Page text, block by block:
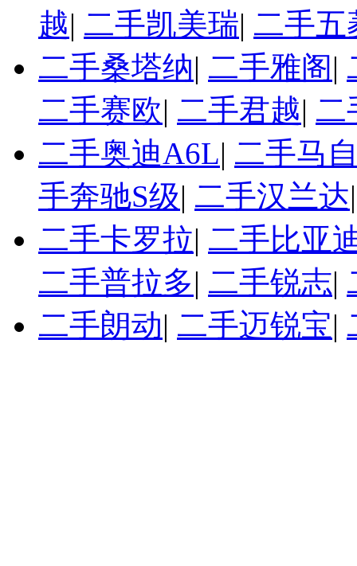
越| 二手凯美瑞| 二手五
二手桑塔纳| 二手雅阁|
二手赛欧| 二手君越| 二
二手奥迪A6L| 二手马
手奔驰S级| 二手汉兰达
二手卡罗拉| 二手比亚
二手普拉多| 二手锐志|
二手朗动| 二手迈锐宝|